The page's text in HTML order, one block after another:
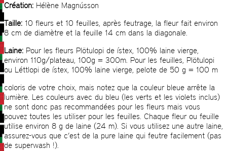
Création: Hélène Magnússon
Taille: 10 fleurs et 10 feuilles, après feutrage, la fleur fait environ
8 cm de diamètre et la feuille 14 cm dans la diagonale.
Laine: Pour les fleurs Plötulopi de ístex, 100% laine vierge,
environ 110g/plateau, 100g = 300m. Pour les feuilles, Plötulopi
ou Léttlopi de ístex, 100% laine vierge, pelote de 50 g = 100 m
coloris de votre choix, mais notez que la couleur bleue arrête la
lumière. Les couleurs avec du bleu (les verts et les violets inclus)
ne sont donc pas recommandées pour les fleurs mais vous
pouvez toutes les utiliser pour les feuilles. Chaque fleur ou feuille
utilise environ 8 g de laine (24 m). Si vous utilisez une autre laine,
assurez-vous que c’est de la pure laine qui feutre facilement (pas
de superwash !).